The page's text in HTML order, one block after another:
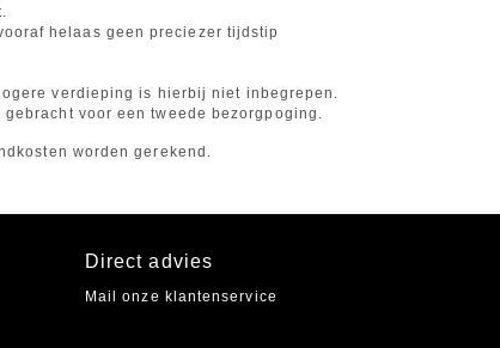
helaas geen preciezer tijdstip
verdieping is hierbij niet inbegrepen.
voor een tweede bezorgpoging.
worden gerekend.
Direct advies
Mail onze klantenservice